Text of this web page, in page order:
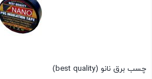
چسب برق نانو (best quality)